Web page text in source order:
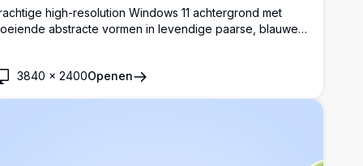
high-resolution Windows 11 achtergrond met
abstracte vormen in levendige paarse, blauwe
en premium visuele aantrekkingskracht.
3840 × 2400Openen